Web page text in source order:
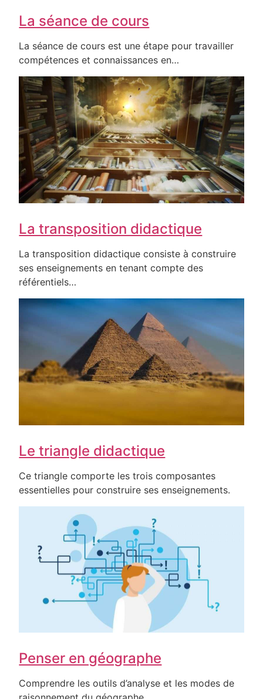
La séance de cours
La séance de cours est une étape pour travailler
compétences et connaissances en…
La transposition didactique
La transposition didactique consiste à construire
ses enseignements en tenant compte des
référentiels…
Le triangle didactique
Ce triangle comporte les trois composantes
essentielles pour construire ses enseignements.
Penser en géographe
Comprendre les outils d’analyse et les modes de